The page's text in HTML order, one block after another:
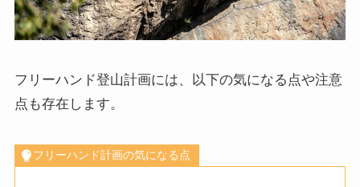
フリーハンド登山計画には、以下の気になる点や注意
点も存在します。
フリーハンド計画の気になる点